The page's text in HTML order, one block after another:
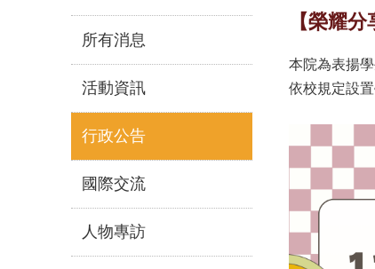
所有消息
活動資訊
行政公告
國際交流
人物專訪
【榮耀
本院為表揚
依校規定設